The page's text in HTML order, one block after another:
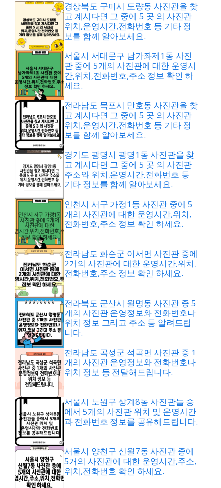
경상북도 구미시 도량동 사진관을 찾
고 계시다면 그 중에 5 곳 의 사진관
위치,운영시간,전화번호 등 기타 정
보를 함께 알아보세요.
서울시 서대문구 남가좌제1동 사진
관 중에 5개의 사진관에 대한 운영시
간,위치,전화번호,주소 정보 확인 하
세요.
전라남도 목포시 만호동 사진관을 찾
고 계시다면 그 중에 5 곳 의 사진관
위치,운영시간,전화번호 등 기타 정
보를 함께 알아보세요.
경기도 광명시 광명1동 사진관을 찾
고 계시다면 그 중에 5 곳 의 사진관
주소와 위치,운영시간,전화번호 등
기타 정보를 함께 알아보세요.
인천시 서구 가정1동 사진관 중에 5
개의 사진관에 대한 운영시간,위치,
전화번호,주소 정보 확인 하세요.
전라남도 화순군 이서면 사진관 중에
2개의 사진관에 대한 운영시간,위치,
전화번호,주소 정보 확인 하세요.
전라북도 군산시 월명동 사진관 중 5
개의 사진관 운영정보와 전화번호나
위치 정보 그리고 주소 등 알려드립
니다.
전라남도 곡성군 석곡면 사진관 중 1
개의 사진관 운영정보와 전화번호나
위치 정보 등 전달해드립니다.
서울시 노원구 상계8동 사진관들 중
에서 5개의 사진관 위치 및 운영시간
과 전화번호 정보를 공유해드립니다.
서울시 양천구 신월7동 사진관 중에
5개의 사진관에 대한 운영시간,주소,
위치,전화번호 확인 하세요.